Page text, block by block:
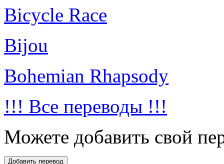
Bicycle Race
Bijou
Bohemian Rhapsody
!!! Все переводы !!!
Можете добавить свой